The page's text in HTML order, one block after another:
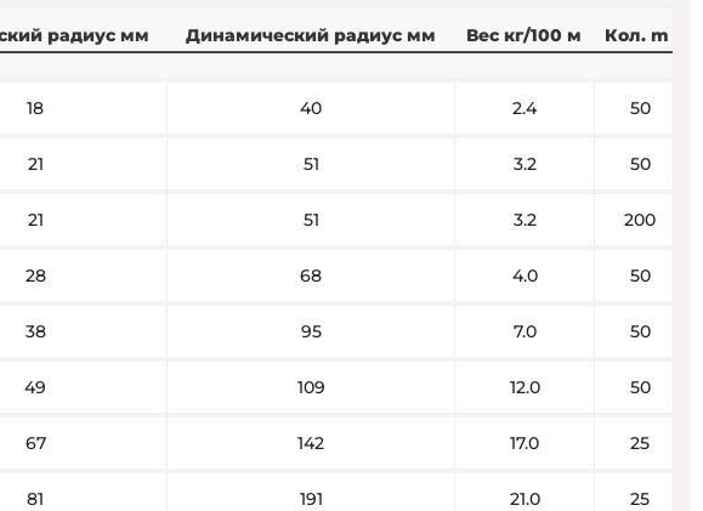
радиус мм Динамический радиус мм Вес кг/100 м Кол. m
18 40 2.4 50
21 51 3.2 50
21 51 3.2 200
28 68 4.0 50
38 95 7.0 50
49 109 12.0 50
67 142 17.0 25
81 191 21.0 25